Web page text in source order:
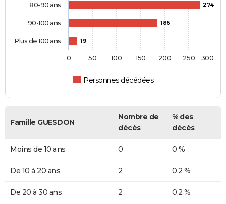
274
186
19
Personnes décédées
80-90 ans
90-100 ans
Plus de 100 ans
0 50 100 150 200 250 300
Famille GUESDON
Nombre de
décès
% des
décès
Moins de 10 ans 0 0 %
De 10 à 20 ans 2 0,2 %
De 20 à 30 ans 2 0,2 %